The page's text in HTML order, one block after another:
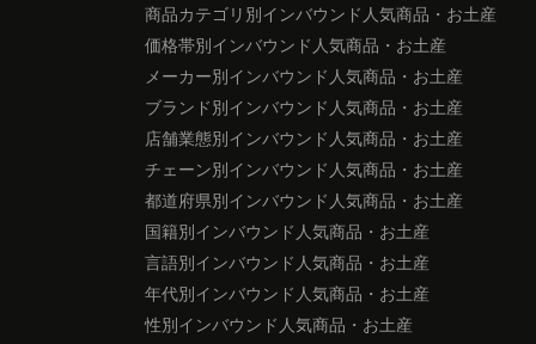
商品カテゴリ別インバウンド人気商品・お土産
価格帯別インバウンド人気商品・お土産
メーカー別インバウンド人気商品・お土産
ブランド別インバウンド人気商品・お土産
店舗業態別インバウンド人気商品・お土産
チェーン別インバウンド人気商品・お土産
都道府県別インバウンド人気商品・お土産
国籍別インバウンド人気商品・お土産
言語別インバウンド人気商品・お土産
年代別インバウンド人気商品・お土産
性別インバウンド人気商品・お土産